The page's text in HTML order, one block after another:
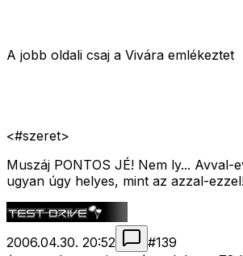
A jobb oldali csaj a Vivára emlékeztet
<#szeret>
Muszáj PONTOS JÉ! Nem ly... Avval-
ugyan úgy helyes, mint az azzal-
2006.04.30. 20:52 #139